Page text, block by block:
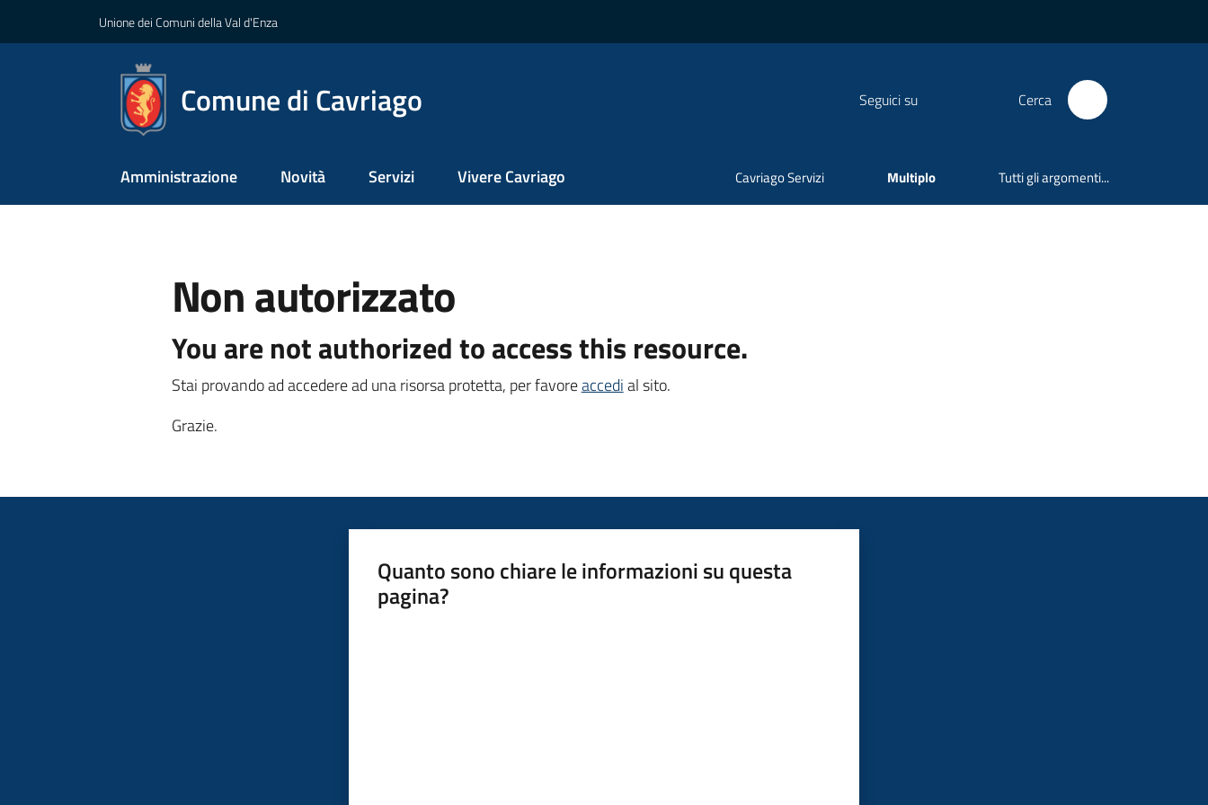
Unione dei Comuni della Val d'Enza
Comune di Cavriago Seguici su Cerca
Amministrazione Novità Servizi Vivere Cavriago Cavriago Servizi Multiplo Tutti gli argomenti...
Non autorizzato
You are not authorized to access this resource.
Stai provando ad accedere ad una risorsa protetta, per favoreaccedial sito.
Grazie.
Quanto sono chiare le informazioni su questa
pagina?